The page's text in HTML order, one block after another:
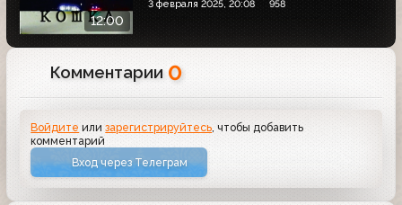
12:00
3 февраля 2025, 20:08 958
Комментарии 0
Войдите илизарегистрируйтесь, чтобы добавить
комментарий
Вход через Телеграм